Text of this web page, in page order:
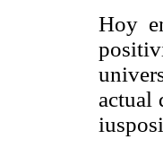
Hoy
actual